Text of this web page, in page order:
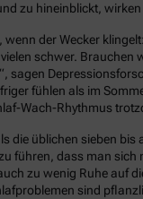
zu hineinblickt, wirken
der Wecker
schwer. Brauchen
sagen
fühlen als im
Wach-Rhythmus
die üblichen sieben bis
führen, dass man sich
zu wenig Ruhe auf
sind